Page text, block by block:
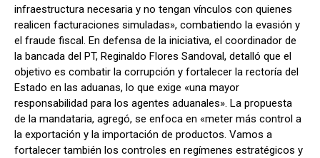
infraestructura necesaria y no tengan vínculos con quienes
realicen facturaciones simuladas», combatiendo la evasión y
el fraude fiscal. En defensa de la iniciativa, el coordinador de
la bancada del PT, Reginaldo Flores Sandoval, detalló que el
objetivo es combatir la corrupción y fortalecer la rectoría del
Estado en las aduanas, lo que exige «una mayor
responsabilidad para los agentes aduanales». La propuesta
de la mandataria, agregó, se enfoca en «meter más control a
la exportación y la importación de productos. Vamos a
fortalecer también los controles en regímenes estratégicos y